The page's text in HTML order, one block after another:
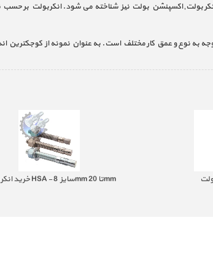
بولت‚ اکسپنشن بولت نیز شناخته می شود. انکربولت بر
است. به عنوان نمونه از کوجکترین اندازه آن که سایز 50*5 میلی متر است که در کف دست انسان جا می گیرد
خرید انکر بولت HSA - سایز 8mm تا 20mm